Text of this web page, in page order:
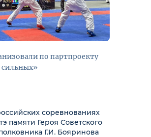
по партпроекту
соревнованиях
памяти Героя Советского
Г.И. Бояринова